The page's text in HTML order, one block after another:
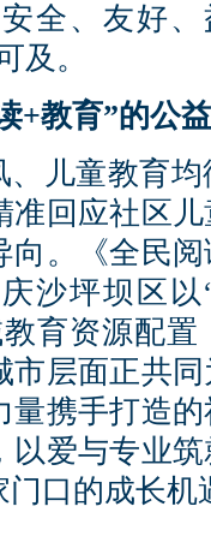
全、友好
及。
+教育”的公
儿童教育
准回应社区
向。《全民
沙坪坝区
育资源配
市层面正共
量携手打造
以爱与专业
口的成长机